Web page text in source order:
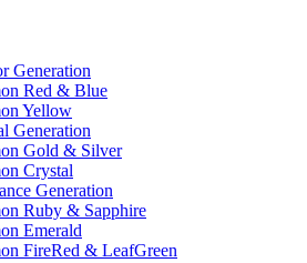
Generation
Red & Blue
Yellow
Generation
Gold & Silver
Crystal
Generation
Ruby & Sapphire
Emerald
FireRed & LeafGreen